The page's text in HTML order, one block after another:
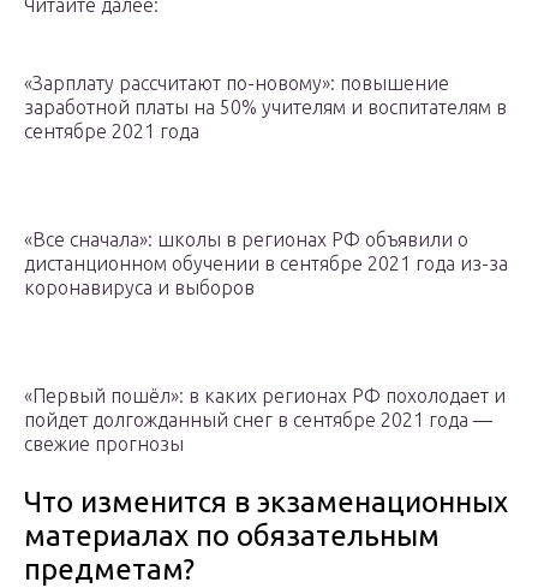
Читайте далее:
«Зарплату рассчитают по-новому»: повышение
заработной платы на 50% учителям и воспитателям в
сентябре 2021 года
«Все сначала»: школы в регионах РФ объявили о
дистанционном обучении в сентябре 2021 года из-за
коронавируса и выборов
«Первый пошёл»: в каких регионах РФ похолодает и
пойдет долгожданный снег в сентябре 2021 года —
свежие прогнозы
Что изменится в экзаменационных
материалах по обязательным
предметам?